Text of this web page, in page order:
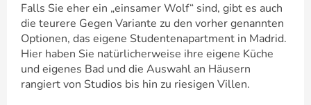
Falls Sie eher ein „einsamer Wolf“ sind, gibt es auch
die teurere Gegen Variante zu den vorher genannten
Optionen, das eigene Studentenapartment in Madrid.
Hier haben Sie natürlicherweise ihre eigene Küche
und eigenes Bad und die Auswahl an Häusern
rangiert von Studios bis hin zu riesigen Villen.